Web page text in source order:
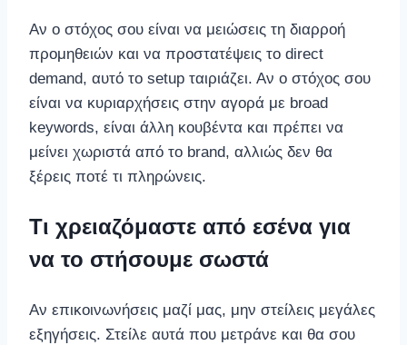
Αν ο στόχος σου είναι να μειώσεις τη διαρροή
προμηθειών και να προστατέψεις το direct
demand, αυτό το setup ταιριάζει. Αν ο στόχος σου
είναι να κυριαρχήσεις στην αγορά με broad
keywords, είναι άλλη κουβέντα και πρέπει να
μείνει χωριστά από το brand, αλλιώς δεν θα
ξέρεις ποτέ τι πληρώνεις.
Τι χρειαζόμαστε από εσένα για
να το στήσουμε σωστά
Αν επικοινωνήσεις μαζί μας, μην στείλεις μεγάλες
εξηγήσεις. Στείλε αυτά που μετράνε και θα σου